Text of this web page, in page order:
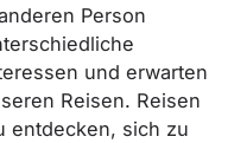
Person
und erwarten
Reisen. Reisen
entdecken, sich zu